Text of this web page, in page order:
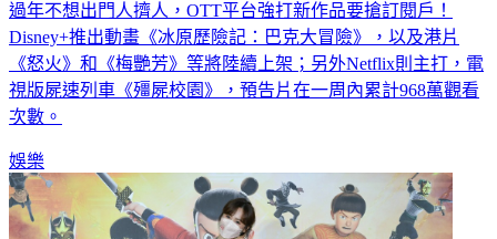
過年不想出門人擠人，OTT平台強打新作品要搶訂閱戶！
Disney+推出動畫《冰原歷險記：巴克大冒險》，以及港片
《怒火》和《梅艷芳》等將陸續上架；另外Netflix則主打，電
視版屍速列車《殭屍校園》，預告片在一周內累計968萬觀看
次數。
娛樂